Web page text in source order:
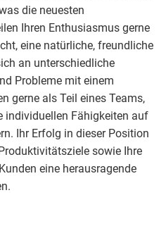
die neuesten
Ihren Enthusiasmus gerne
eine natürliche, freundliche
an unterschiedliche
Probleme mit einem
gerne als Teil eines Teams,
individuellen Fähigkeiten auf
Ihr Erfolg in dieser Position
sowie Ihre
eine herausragende